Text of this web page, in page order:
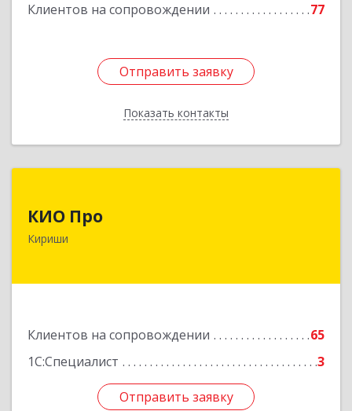
Клиентов на сопровождении 77
Отправить заявку
Показать контакты
Отправить заявку
Назад
КИО Про
Кириши
Клиентов на сопровождении
65
1С:Специалист
3
Отправить заявку
187110, Ленинградская обл, м.р-н Киришский,
г.п. Киришское, Кириши г, Ленина пр-кт, дом №
Отправить заявку